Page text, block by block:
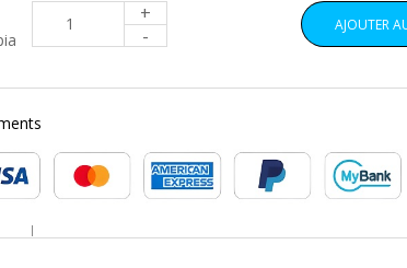
+
-
AJOUTER